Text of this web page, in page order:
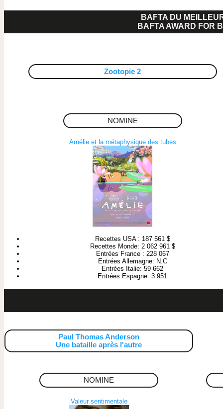
BAFTA DU
BAFTA AWARD FOR
Zootopie 2
NOMINE
Amélie et la métaphysique des tubes
Recettes USA : 187 561 $
Recettes Monde: 2 062 961 $
Entrées France : 228 067
Entrées Allemagne: N.C
Entrées Italie: 59 662
Entrées Espagne: 3 951
Paul Thomas Anderson
Une bataille après l'autre
NOMINE
Valeur sentimentale